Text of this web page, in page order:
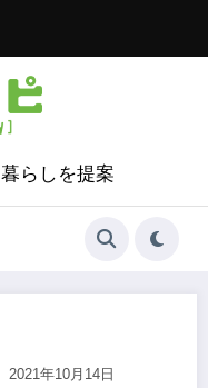
らしを提案
2021年10月14日